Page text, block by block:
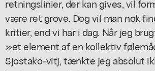
retningslinier, der kan gives, vil
være ret grove. Dog vil man nok
kritier, end vi har i dag. Når jeg
»et element af en kollektiv
Sjostako-vitj, tænkte jeg absolut